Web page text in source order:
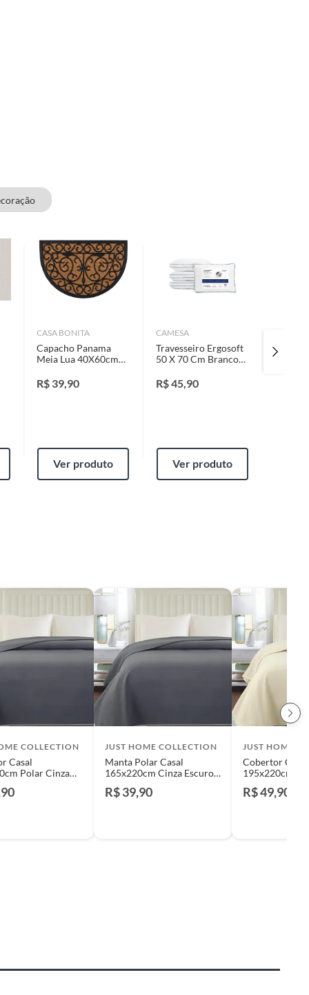
CASA BONITA
Capacho Panama
Meia Lua 40X60cm
R$ 39,90
Ver produto
CAMESA
Travesseiro Ergosoft
50 X 70 Cm Branco
R$45,90
Ver produto
Plus
COLLECTION
Casal
Polar Cinza
JUST HOME COLLECTION
Manta Polar Casal
165x220cm Cinza Escuro
R$ 39,90
JUST HOME
Cobertor Casal
195x220cm
R$ 49,90